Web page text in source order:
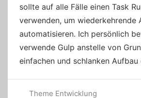
sollte auf alle Fälle einen Task
verwenden, um wiederkehrende
automatisieren. Ich persönlich
verwende Gulp anstelle von
einfachen und schlanken
Theme Entwicklung